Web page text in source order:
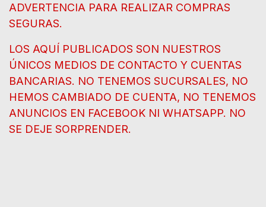
ADVERTENCIA PARA REALIZAR COMPRAS
SEGURAS.
LOS AQUÍ PUBLICADOS SON NUESTROS
ÚNICOS MEDIOS DE CONTACTO Y CUENTAS
BANCARIAS. NO TENEMOS SUCURSALES, NO
HEMOS CAMBIADO DE CUENTA, NO TENEMOS
ANUNCIOS EN FACEBOOK NI WHATSAPP. NO
SE DEJE SORPRENDER.